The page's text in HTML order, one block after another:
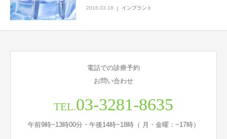
2016.03.18 インプラント
電話での診療予約
お問い合わせ
TEL.03-3281-8635
午前9時~13時00分・午後14時~18時（ 月・金曜：~17時）